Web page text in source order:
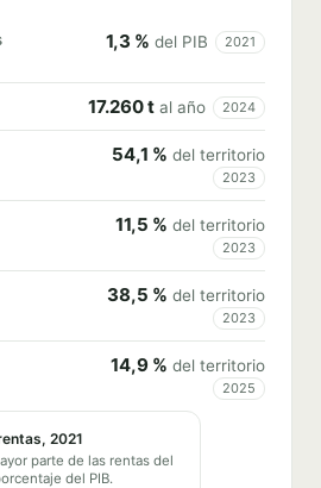
1,3 % del PIB 2021
17.260 t al año 2024
54,1 % del territorio
2023
11,5 % del territorio
2023
38,5 % del territorio
2023
14,9 % del territorio
2025
2021
parte de las rentas del
del PIB.